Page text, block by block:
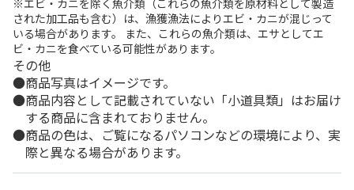
※エビ・カニを除く魚介類（これらの魚介類を原材料として製造
された加工品も含む）は、漁獲漁法によりエビ・カニが混じって
いる場合があります。 また、これらの魚介類は、エサとしてエ
ビ・カニを食べている可能性があります。
その他
商品写真はイメージです。
商品内容として記載されていない「小道具類」はお届け
する商品に含まれておりません。
商品の色は、ご覧になるパソコンなどの環境により、実
際と異なる場合があります。